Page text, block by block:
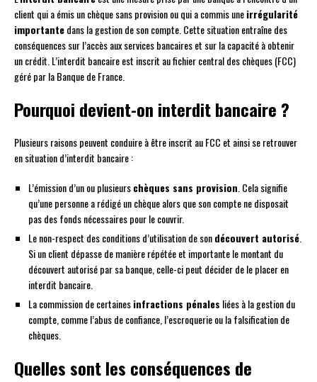
client qui a émis un chèque sans provision ou qui a commis uneirrégularité
importantedans la gestion de son compte. Cette situation entraîne des
conséquences sur l’accès aux services bancaires et sur la capacité à obtenir
un crédit. L’interdit bancaire est inscrit au fichier central des chèques (FCC)
géré par la Banque de France.
Pourquoi devient-on interdit bancaire ?
Plusieurs raisons peuvent conduire à être inscrit au FCC et ainsi se retrouver
en situation d’interdit bancaire :
L’émission d’un ou plusieurschèques sans provision . Cela signifie
qu’une personne a rédigé un chèque alors que son compte ne disposait
pas des fonds nécessaires pour le couvrir.
Le non-respect des conditions d’utilisation de sondécouvert autorisé
Si un client dépasse de manière répétée et importante le montant du
découvert autorisé par sa banque, celle-ci peut décider de le placer en
interdit bancaire.
La commission de certainesinfractions pénales liées à la gestion du
compte, comme l’abus de confiance, l’escroquerie ou la falsification de
chèques.
Quelles sont les conséquences de